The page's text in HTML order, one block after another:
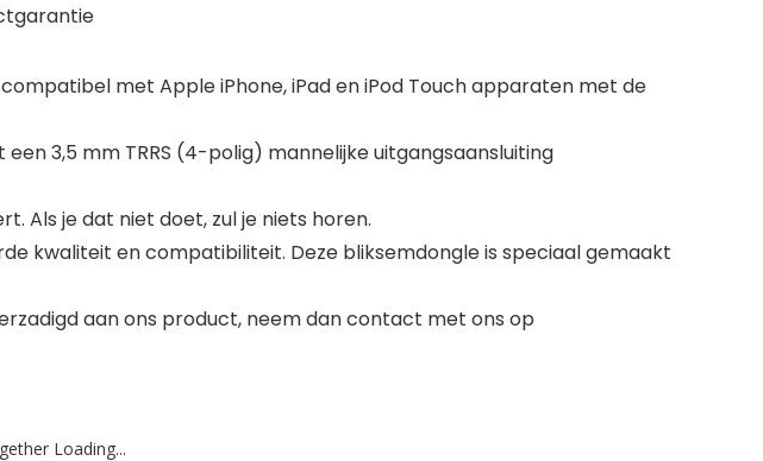
met Apple iPhone, iPad en iPod Touch apparaten met de
3,5 mm TRRS (4-polig) mannelijke uitgangsaansluiting
Als je dat niet doet, zul je niets horen.
kwaliteit en compatibiliteit. Deze bliksemdongle is speciaal gemaakt
aan ons product, neem dan contact met ons op
Loading...